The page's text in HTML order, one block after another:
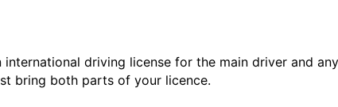
driving license for the main driver and
bring both parts of your licence.